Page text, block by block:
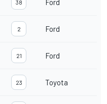
38 Ford
2 Ford
21 Ford
23 Toyota